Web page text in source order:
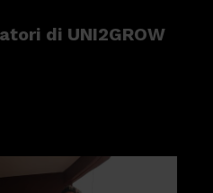
di UNI2GROW